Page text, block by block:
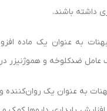
داشته باشند.
به عنوان یک ماده
عامل ضدکلوخه و هموژنیزر
به عنوان یک